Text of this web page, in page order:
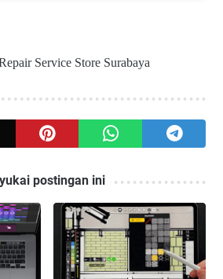
Service Store Surabaya
postingan ini